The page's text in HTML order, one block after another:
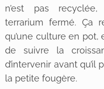
n’est pas
terrarium fermé. Ça
qu’une culture en
de suivre la
d’intervenir avant
la petite fougère.